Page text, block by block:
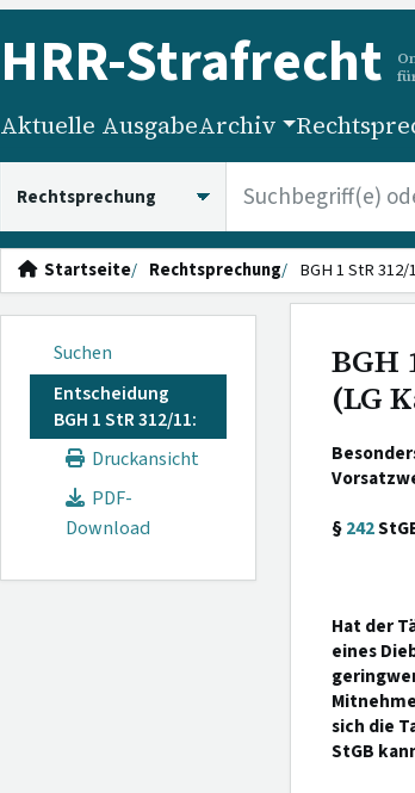
HRR-Strafrecht
Aktuelle AusgabeArchiv
Startseite Rechtsprechung BGH 1 StR
Suchen
Entscheidung
BGH 1 StR 312/11:
Druckansicht
PDF-
Download
BGH
(LG
§242
Hat der
eines
sich die
StGB